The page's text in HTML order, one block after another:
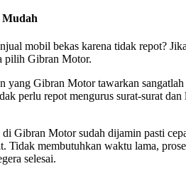
Mudah
mobil bekas karena tidak repot?
pilih Gibran Motor.
yang Gibran Motor tawarkan sangatlah
perlu repot mengurus surat-surat dan
di Gibran Motor sudah dijamin pasti
Tidak membutuhkan waktu lama,
selesai.